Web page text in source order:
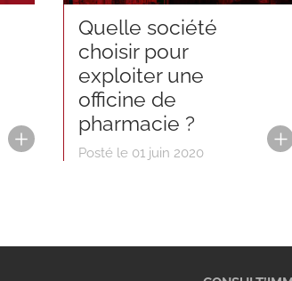
Quelle société
choisir pour
exploiter une
officine de
pharmacie ?
Posté le 01 juin 2020